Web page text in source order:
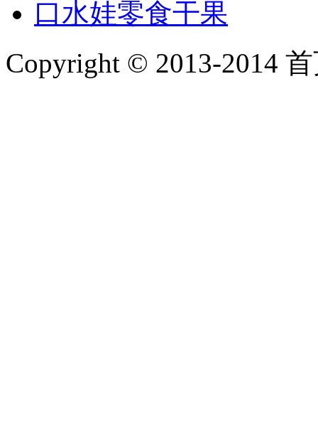
口水娃零食干果
Copyright © 2013-2014